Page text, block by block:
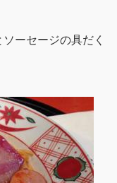
ーセージの具だく